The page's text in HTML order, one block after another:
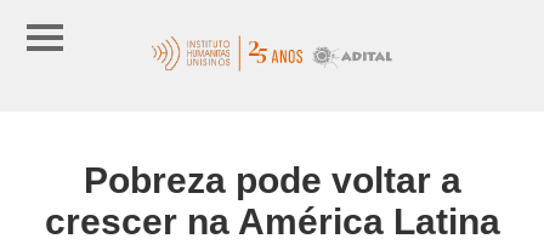
Pobreza pode voltar a
crescer na América Latina